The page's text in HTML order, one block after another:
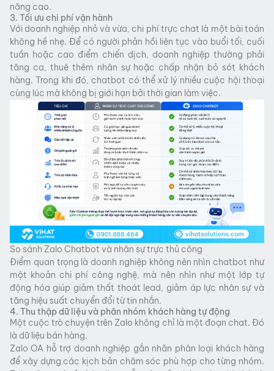
năng cao.
3. Tối ưu chi phí vận hành
Với doanh nghiệp nhỏ và vừa, chi phí trực chat là một bài toán
không hề nhẹ. Để có người phản hồi liên tục vào buổi tối, cuối
tuần hoặc cao điểm chiến dịch, doanh nghiệp thường phải
tăng ca, thuê thêm nhân sự hoặc chấp nhận bỏ sót khách
hàng. Trong khi đó, chatbot có thể xử lý nhiều cuộc hội thoại
cùng lúc mà không bị giới hạn bởi thời gian làm việc.
So sánh Zalo Chatbot và nhân sự trực thủ công
Điểm quan trọng là doanh nghiệp không nên nhìn chatbot như
một khoản chi phí công nghệ, mà nên nhìn như một lớp tự
động hóa giúp giảm thất thoát lead, giảm áp lực nhân sự và
tăng hiệu suất chuyển đổi từ tin nhắn.
4. Thu thập dữ liệu và phân nhóm khách hàng tự động
Một cuộc trò chuyện trên Zalo không chỉ là một đoạn chat. Đó
là dữ liệu bán hàng.
Zalo OA hỗ trợ doanh nghiệp gắn nhãn phân loại khách hàng
để xây dựng các kịch bản chăm sóc phù hợp cho từng nhóm.